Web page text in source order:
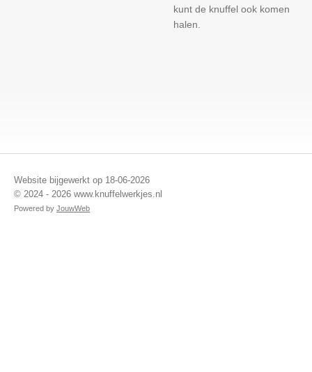
kunt de knuffel ook komen
halen.
Website bijgewerkt op 18-06-2026
© 2024 - 2026 www.knuffelwerkjes.nl
Powered by JouwWeb